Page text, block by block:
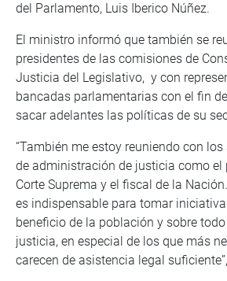
del Parlamento, Luis Iberico Núñez.
El ministro informó que también se
presidentes de las comisiones de
Justicia del Legislativo, y con
bancadas parlamentarias con el fin
sacar adelantes las políticas de su
“También me estoy reuniendo con
de administración de justicia como el
Corte Suprema y el fiscal de la
es indispensable para tomar
beneficio de la población y sobre
justicia, en especial de los que más
carecen de asistencia legal